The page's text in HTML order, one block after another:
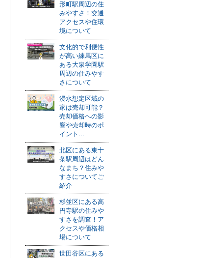
形町駅周辺の住
みやすさ！交通
アクセスや住環
境について
文化的で利便性
が高い練馬区に
ある大泉学園駅
周辺の住みやす
さについて
浸水想定区域の
家は売却可能？
売却価格への影
響や売却時のポ
イント...
北区にある東十
条駅周辺はどん
なまち？住みや
すさについてご
紹介
杉並区にある高
円寺駅の住みや
すさを調査！ア
クセスや価格相
場について
世田谷区にある